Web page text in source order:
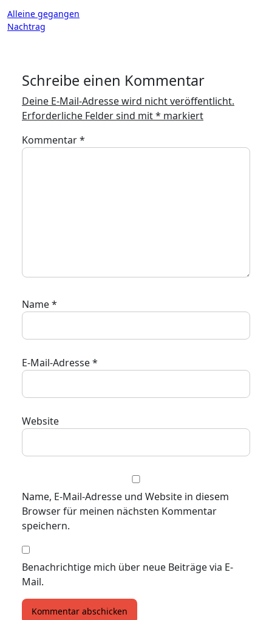
Beitragsnavigation
Alleine gegangen
Nachtrag
Schreibe einen Kommentar
Deine E-Mail-Adresse wird nicht veröffentlicht.
Erforderliche Felder sind mit* markiert
Kommentar*
Name*
E-Mail-Adresse*
Website
Name, E-Mail-Adresse und Website in diesem
Browser für meinen nächsten Kommentar
speichern.
Benachrichtige mich über neue Beiträge via E-
Mail.